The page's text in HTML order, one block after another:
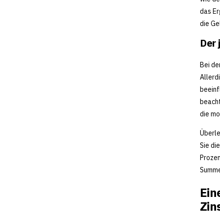
das
die
Der
Bei
die
Sie